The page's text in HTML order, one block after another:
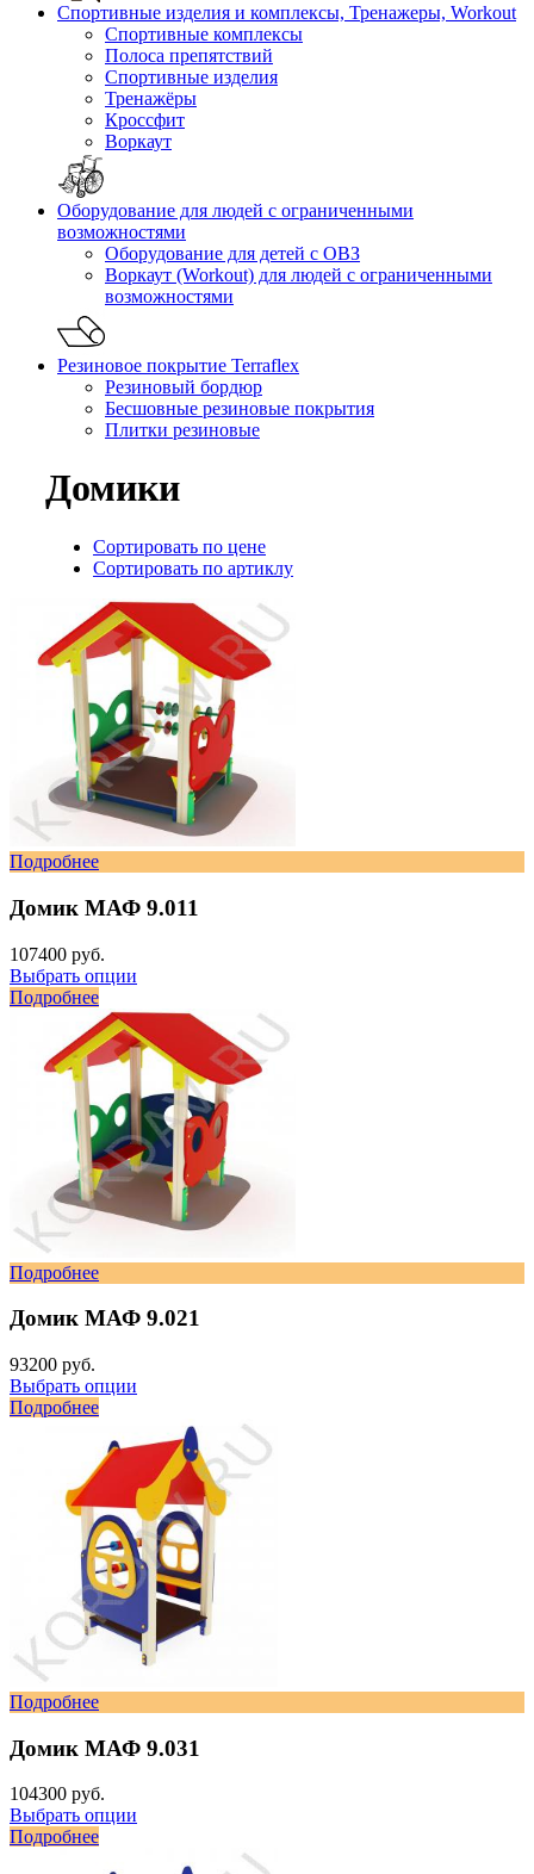
Спортивные изделия и комплексы, Тренажеры, Workout
Спортивные комплексы
Полоса препятствий
Спортивные изделия
Тренажёры
Кроссфит
Воркаут
Оборудование для людей с ограниченными
возможностями
Оборудование для детей с ОВЗ
Воркаут (Workout) для людей с ограниченными
возможностями
Резиновое покрытие Terraflex
Резиновый бордюр
Бесшовные резиновые покрытия
Плитки резиновые
Домики
Сортировать по цене
Сортировать по артиклу
Подробнее
Домик МАФ 9.011
107400 руб.
Выбрать опции
Подробнее
Подробнее
Домик МАФ 9.021
93200 руб.
Выбрать опции
Подробнее
Подробнее
Домик МАФ 9.031
104300 руб.
Выбрать опции
Подробнее